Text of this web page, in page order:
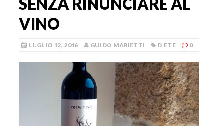
VINO
LUGLIO 12, 2016 GUIDO MARIETTI DIETE 0